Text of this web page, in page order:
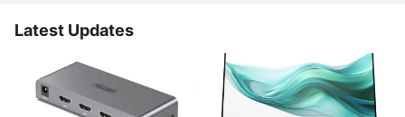
Latest Updates